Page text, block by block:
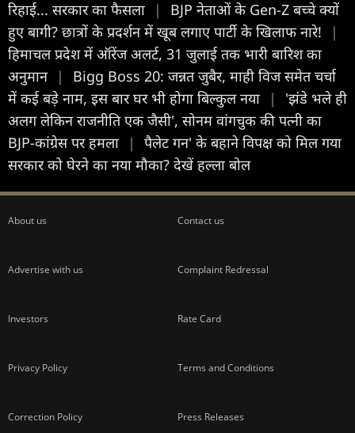
रिहाई... सरकार का फैसला
|
BJP नेताओं के Gen-Z बच्चे क्यों
हुए बागी? छात्रों के प्रदर्शन में खूब लगाए पार्टी के खिलाफ नारे!
|
हिमाचल प्रदेश में ऑरेंज अलर्ट, 31 जुलाई तक भारी बारिश का
अनुमान |
Bigg Boss 20: जन्नत जुबैर, माही विज समेत चर्चा
में कई बड़े नाम, इस बार घर भी होगा बिल्कुल नया
|
'झंडे भले ही
अलग लेकिन राजनीति एक जैसी', सोनम वांगचुक की पत्नी का
BJP-कांग्रेस पर हमला
|
पैलेट गन' के बहाने विपक्ष को मिल गया
सरकार को घेरने का नया मौका? देखें हल्ला बोल
About us Contact us
Advertise with us Complaint Redressal
Investors Rate Card
Privacy Policy Terms and Conditions
Correction Policy Press Releases